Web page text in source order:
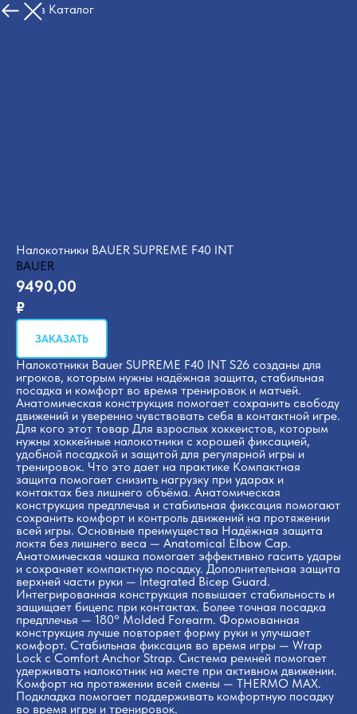
Назад в Каталог
Налокотники BAUER SUPREME F40 INT
BAUER
9490,00
₽
ЗАКАЗАТЬ
Налокотники Bauer SUPREME F40 INT S26 созданы для
игроков, которым нужны надёжная защита, стабильная
посадка и комфорт во время тренировок и матчей.
Анатомическая конструкция помогает сохранить свободу
движений и уверенно чувствовать себя в контактной игре.
Для кого этот товар Для взрослых хоккеистов, которым
нужны хоккейные налокотники с хорошей фиксацией,
удобной посадкой и защитой для регулярной игры и
тренировок. Что это дает на практике Компактная
защита помогает снизить нагрузку при ударах и
контактах без лишнего объёма. Анатомическая
конструкция предплечья и стабильная фиксация помогают
сохранить комфорт и контроль движений на протяжении
всей игры. Основные преимущества Надёжная защита
локтя без лишнего веса — Anatomical Elbow Cap.
Анатомическая чашка помогает эффективно гасить удары
и сохраняет компактную посадку. Дополнительная защита
верхней части руки — Integrated Bicep Guard.
Интегрированная конструкция повышает стабильность и
защищает бицепс при контактах. Более точная посадка
предплечья — 180° Molded Forearm. Формованная
конструкция лучше повторяет форму руки и улучшает
комфорт. Стабильная фиксация во время игры — Wrap
Lock с Comfort Anchor Strap. Система ремней помогает
удерживать налокотник на месте при активном движении.
Комфорт на протяжении всей смены — THERMO MAX.
Подкладка помогает поддерживать комфортную посадку
во время игры и тренировок.